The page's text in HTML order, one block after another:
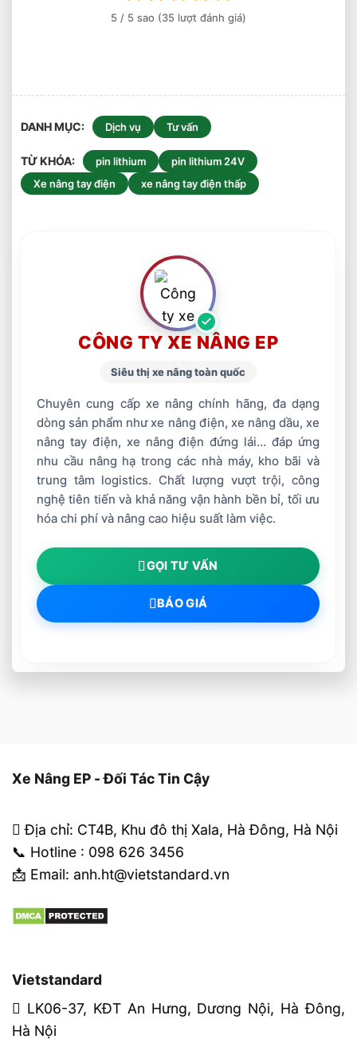
5 / 5 sao (35 lượt đánh giá)
DANH MỤC Dịch vụ Tư vấn
TỪ KHÓA pin lithium
pin lithium 24V
Xe nâng tay điện
xe nâng tay điện thấp
CÔNG TY XE NÂNG EP
Siêu thị xe nâng toàn quốc
Chuyên cung cấp xe nâng chính hãng, đa dạng
dòng sản phẩm như xe nâng điện, xe nâng dầu, xe
nâng tay điện, xe nâng điện đứng lái... đáp ứng
nhu cầu nâng hạ trong các nhà máy, kho bãi và
trung tâm logistics. Chất lượng vượt trội, công
nghệ tiên tiến và khả năng vận hành bền bỉ, tối ưu
hóa chi phí và nâng cao hiệu suất làm việc.
GỌI TƯ VẤN
BÁO GIÁ
Xe Nâng EP - Đối Tác Tin Cậy
Địa chỉ: CT4B, Khu đô thị Xala, Hà Đông, Hà Nội
📞 Hotline : 098 626 3456
📩 Email: anh.ht@vietstandard.vn
Vietstandard
LK06-37, KĐT An Hưng, Dương Nội, Hà Đông,
Hà Nội